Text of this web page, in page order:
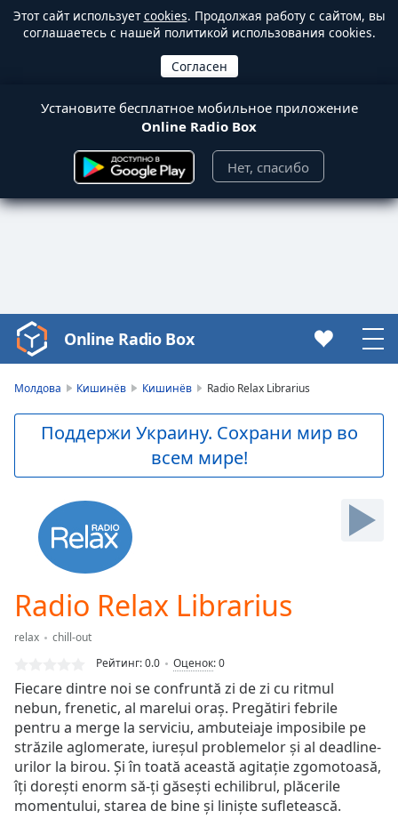
Этот сайт используетcookies. Продолжая работу с сайтом, вы
соглашаетесь с нашей политикой использования cookies.
Установите бесплатное мобильное приложение
Online Radio Box
Нет, спасибо
Video
Player
Skip
Forward
Current
Loaded :
Stream
TypeLIVE
Seek to
currently
behind
liveLIVE
Remaining
Time-
Online Radio Box
Молдова Кишинёв Кишинёв Radio Relax Librarius
Поддержи Украину. Сохрани мир во
всем мире!
Radio Relax Librarius
relax
chill-out
Рейтинг:0.0 Оценок:0
Fiecare dintre noi se confruntă zi de zi cu ritmul
nebun, frenetic, al marelui oraș. Pregătiri febrile
pentru a merge la serviciu, ambuteiaje imposibile pe
străzile aglomerate, iureșul problemelor și al deadline-
urilor la birou. Și în toată această agitație zgomotoasă,
îți dorești enorm să-ți găsești echilibrul, plăcerile
momentului, starea de bine și liniște sufletească.